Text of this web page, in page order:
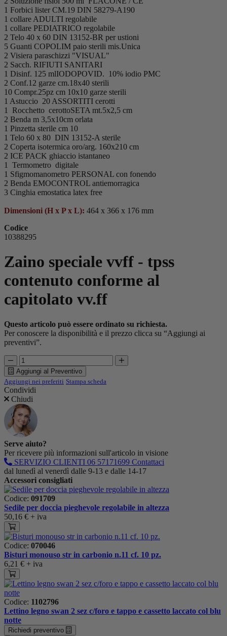
1 Forbici lister CM.19 DIN 58279-A190
1 collare ADULTI regolabile
1 collare PEDIATRICO regolabile
2 Telo 40 x 60 DIN 13152-BR per ustioni
5 Guanti COPOLIM paio sterili mis.Unica
2 Visiera paraschizzi "VISUAL"
2 Sacch. RIFIUTI SANITARI
1 Disinf. 125 mlIODOPOVID. 10% iodio PMC
2 Conf.12 garze cm.18x40 sterili
10 Compr.25pz cm 10x10 garze sterili
1 Astuccio 20 ASSORTITI cerotti
1 Rocchetto cerottoSETA mt.5x2,5 cm
2 Benda m 3,5x10cm orlata
1 Pinzetta sterile cm 10
1 Telo 60 x 80 DIN 13152-A sterile
2 Coperta isotermica oro/arg. 160x210 cm
2 ICE PACK ghiaccio istantaneo
1 Termometro digitale
1 Sfigmomanometro PERSONAL con fonendo
2 Benda EMOCONTROL antiemorragica
3 Cinghia emostatica latex free
Dimensioni (H x P x L): 464 x 366 x 176 mm
Codice
10388295
Zaino speciale vvff - tpss
contenuto conforme al
capitolato vv.ff
Questo articolo può essere ordinato su richiesta.
Per conoscere la disponibilità e il prezzo clicca su “Aggiungi ai
preventivi”.
Aggiungi al Preventivo
Aggiungi nei preferiti Stampa scheda
Condividi
Chiudi
Serve aiuto?
Per ricevere più informazioni sull'articolo in visione
SERVIZIO CLIENTI 06 57171699 Contattaci
dal lunedì al venerdì dalle 9-13 e dalle 14-17
Accessori consigliati
Codice: 091709
Sedile per doccia pieghevole regolabile in altezza
50,16 € + iva
Codice: 070046
Bisturi monouso str in carbonio n.11 cf. 10 pz.
6,21 € + iva
Codice: 1102796
Lettino legno swan 2 sez c/foro e tappo e cassetto laccato col blu
notte
Richiedi preventivo